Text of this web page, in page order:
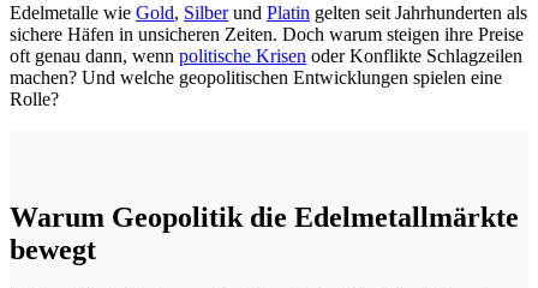
Edelmetalle wie Gold, Silberund Platin gelten seit Jahrhunderten als
sichere Häfen in unsicheren Zeiten. Doch warum steigen ihre Preise
oft genau dann, wenn politische Krisen oder Konflikte Schlagzeilen
machen? Und welche geopolitischen Entwicklungen spielen eine
Rolle?
Warum Geopolitik die Edelmetallmärkte
bewegt